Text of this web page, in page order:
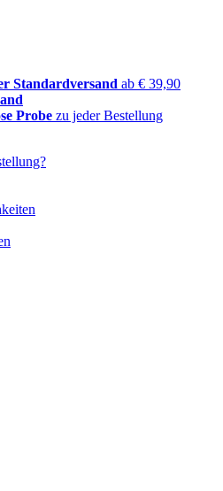
Standardversand ab € 39,90
Probe zu jeder Bestellung